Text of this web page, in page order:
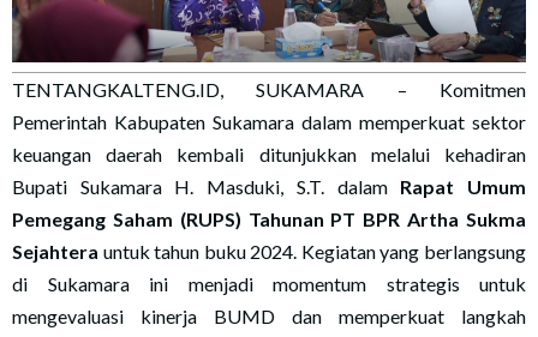
TENTANGKALTENG.ID, SUKAMARA – Komitmen
Pemerintah Kabupaten Sukamara dalam memperkuat sektor
keuangan daerah kembali ditunjukkan melalui kehadiran
Bupati Sukamara H. Masduki, S.T. dalam Rapat Umum
Pemegang Saham (RUPS) Tahunan PT BPR Artha Sukma
Sejahtera untuk tahun buku 2024. Kegiatan yang berlangsung
di Sukamara ini menjadi momentum strategis untuk
mengevaluasi kinerja BUMD dan memperkuat langkah